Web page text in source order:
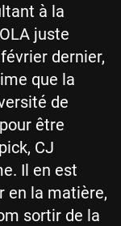
à la
juste
dernier,
que la
de
être
CJ
Il en est
en la matière,
sortir de la